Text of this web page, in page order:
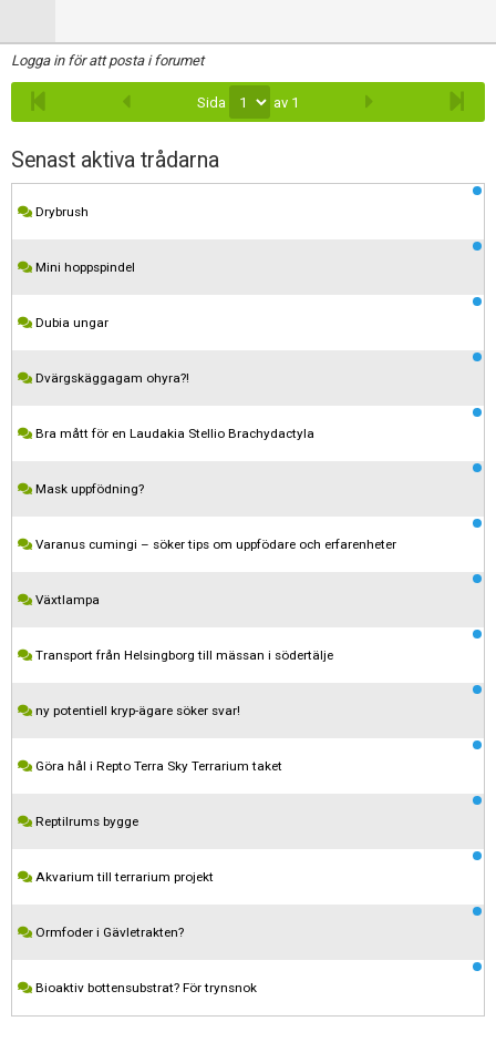
Logga in för att posta i forumet
Sida av 1
Senast aktiva trådarna
Drybrush
Mini hoppspindel
Dubia ungar
Dvärgskäggagam ohyra?!
Bra mått för en Laudakia Stellio Brachydactyla
Mask uppfödning?
Varanus cumingi – söker tips om uppfödare och erfarenheter
Växtlampa
Transport från Helsingborg till mässan i södertälje
ny potentiell kryp-ägare söker svar!
Göra hål i Repto Terra Sky Terrarium taket
Reptilrums bygge
Akvarium till terrarium projekt
Ormfoder i Gävletrakten?
Bioaktiv bottensubstrat? För trynsnok